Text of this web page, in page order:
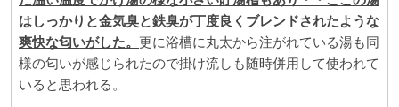
はしっかりと金気臭と鉄臭が丁度良くブレンドされたような
爽快な匂いがした。 更に浴槽に丸太から注がれている湯も同
様の匂いが感じられたので掛け流しも随時併用して使われて
いると思われる。